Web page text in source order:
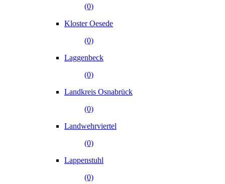
(0)
Kloster Oesede
(0)
Laggenbeck
(0)
Landkreis Osnabrück
(0)
Landwehrviertel
(0)
Lappenstuhl
(0)